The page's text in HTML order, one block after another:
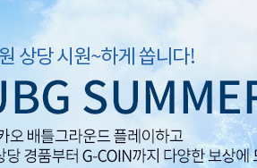
아키에이지 워
아레스 : 라이즈 오브 가디언즈
이벤트
업데이트
대회소식